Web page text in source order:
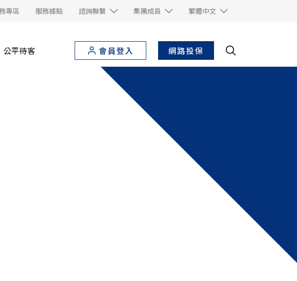
專區 服務據點 諮詢聯繫 集團成員 繁體中文
公平待客 會員登入 網路投保